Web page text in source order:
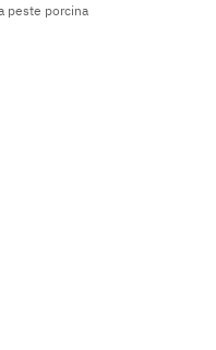
peste porcina